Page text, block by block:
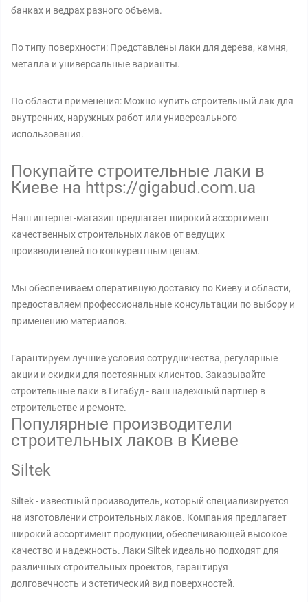
банках и ведрах разного объема.
По типу поверхности: Представлены лаки для дерева, камня,
металла и универсальные варианты.
По области применения: Можно купить строительный лак для
внутренних, наружных работ или универсального
использования.
Покупайте строительные лаки в
Киеве на https://gigabud.com.ua
Наш интернет-магазин предлагает широкий ассортимент
качественных строительных лаков от ведущих
производителей по конкурентным ценам.
Мы обеспечиваем оперативную доставку по Киеву и области,
предоставляем профессиональные консультации по выбору и
применению материалов.
Гарантируем лучшие условия сотрудничества, регулярные
акции и скидки для постоянных клиентов. Заказывайте
строительные лаки в Гигабуд - ваш надежный партнер в
строительстве и ремонте.
Популярные производители
строительных лаков в Киеве
Siltek
Siltek - известный производитель, который специализируется
на изготовлении строительных лаков. Компания предлагает
широкий ассортимент продукции, обеспечивающей высокое
качество и надежность. Лаки Siltek идеально подходят для
различных строительных проектов, гарантируя
долговечность и эстетический вид поверхностей.